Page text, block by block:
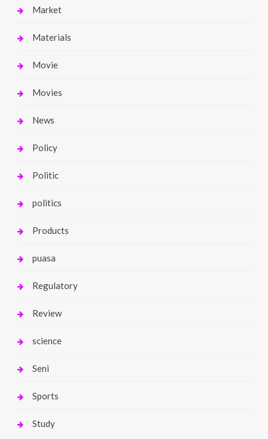
Market
Materials
Movie
Movies
News
Policy
Politic
politics
Products
puasa
Regulatory
Review
science
Seni
Sports
Study